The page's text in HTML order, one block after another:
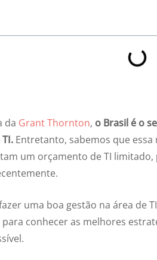
da Grant Thornton, o Brasil é o
Entretanto, sabemos que
um orçamento de TI
uma boa gestão na área de
conhecer as melhores